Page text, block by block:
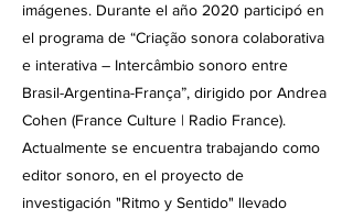
imágenes. Durante el año 2020 participó en
el programa de “Criação sonora colaborativa
e interativa – Intercâmbio sonoro entre
Brasil-Argentina-França”, dirigido por Andrea
Cohen (France Culture | Radio France).
Actualmente se encuentra trabajando como
editor sonoro, en el proyecto de
investigación "Ritmo y Sentido" llevado